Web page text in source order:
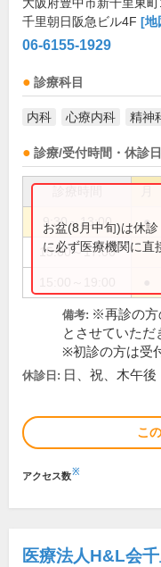
千里朝日阪急ビル4F [地
06-6155-1929
診療科目
内科 心療内科 精神
診療/受付時間・休診日
9:30～13:00 ●
15:00～17:00
お盆(8月中旬)は休
に必ず医療機関に直
備考: ※再診の方
とさせていただ
※初診の方は受
休診日: 日、祝、木午後
こ
アクセス数※
医療法人H&L会